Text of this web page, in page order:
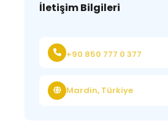
İletişim Bilgileri
+90 850 777 0 377
Mardin, Türkiye